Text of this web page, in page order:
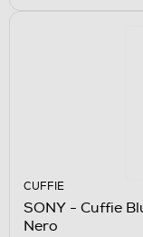
CUFFIE
SONY - Cuffie
Nero